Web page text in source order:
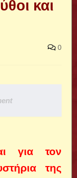
και
0
για τον
της